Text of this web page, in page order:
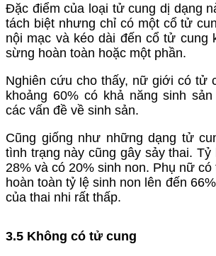
Đặc điểm của loại tử cung dị dạng
tách biệt nhưng chỉ có một cổ tử
nội mạc và kéo dài đến cổ tử cung
sừng hoàn toàn hoặc một phần.
Nghiên cứu cho thấy, nữ giới có tử
khoảng 60% có khả năng sinh
các vấn đề về sinh sản.
Cũng giống như những dạng tử
tình trạng này cũng gây sảy thai. Tỷ
28% và có 20% sinh non. Phụ nữ
hoàn toàn tỷ lệ sinh non lên đến
của thai nhi rất thấp.
3.5 Không có tử cung